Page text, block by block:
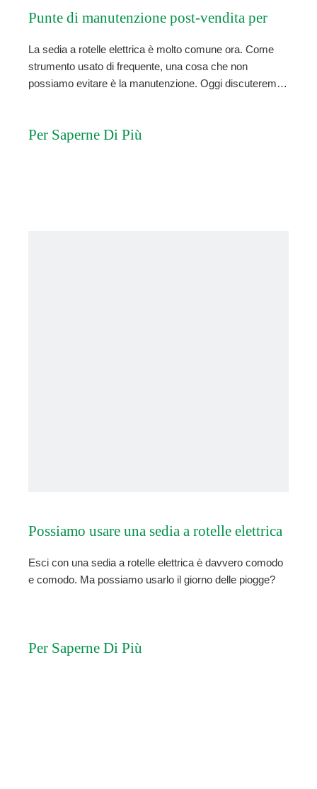
Punte di manutenzione post-vendita per
sedia a rotelle elettriche
La sedia a rotelle elettrica è molto comune ora. Come
strumento usato di frequente, una cosa che non
possiamo evitare è la manutenzione. Oggi discuteremo
includono: 1. Il venditore ti invia la parte e la assembla b
Per Saperne Di Più
Possiamo usare una sedia a rotelle elettrica
il giorno delle piogge？
Esci con una sedia a rotelle elettrica è davvero comodo
e comodo. Ma possiamo usarlo il giorno delle piogge?
Per Saperne Di Più